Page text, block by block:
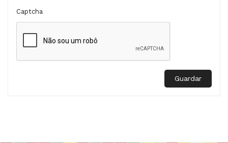
Captcha
Guardar